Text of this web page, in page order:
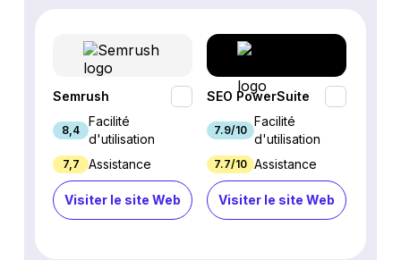
Semrush
8,4
Facilité
d'utilisation
7,7 Assistance
Visiter le site Web
SEO PowerSuite
7.9/10
Facilité
d'utilisation
7.7/10 Assistance
Visiter le site Web